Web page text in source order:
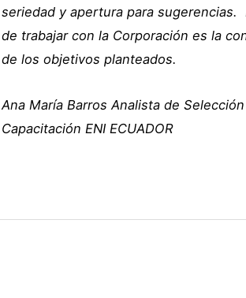
seriedad y apertura para sugerencias.
de trabajar con la Corporación es la
de los objetivos planteados.
Ana María Barros Analista de
Capacitación ENI ECUADOR